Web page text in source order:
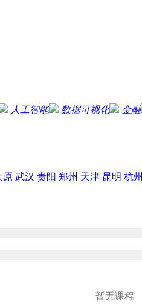
人工智能 数据可视化 金融
原 武汉 贵阳 郑州 天津 昆明 杭州
暂无课程